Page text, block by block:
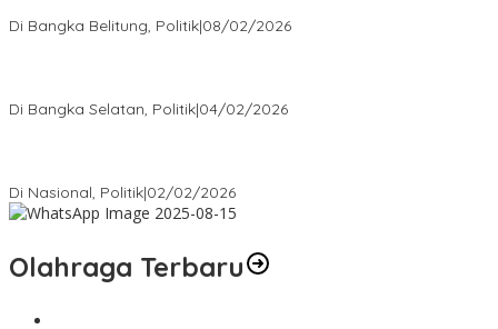
Di Bangka Belitung, Politik|08/02/2026
Di Bangka Selatan, Politik|04/02/2026
Di Nasional, Politik|02/02/2026
Olahraga Terbaru